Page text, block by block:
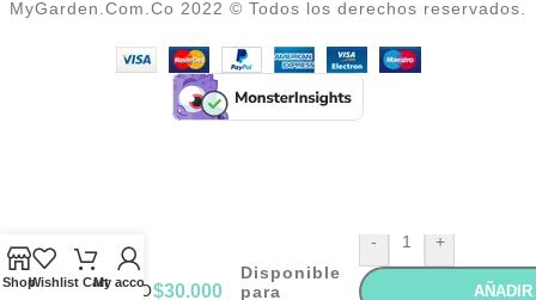
MyGarden.Com.Co 2022 © Todos los derechos reservados.
ShopWishlist Cart
My account
CAYENO$30.000
Disponible
para
- +